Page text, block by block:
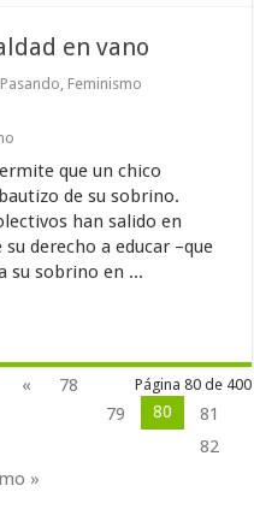
en vano
Feminismo
que un chico
de su sobrino.
han salido en
derecho a educar –que
su sobrino en ...
Página 80 de 400
«
78
79
80
81
82
»